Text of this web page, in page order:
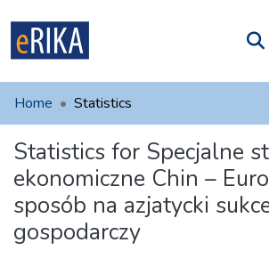
UAFM
For authors
Help
Contact
Home Statistics
Statistics for Specjalne
ekonomiczne Chin –
sposób na azjatycki
gospodarczy